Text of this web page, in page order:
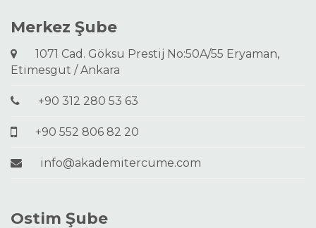
Merkez Şube
1071 Cad. Göksu Prestij No:50A/55 Eryaman,
Etimesgut / Ankara
+90 312 280 53 63
+90 552 806 82 20
info@akademitercume.com
Ostim Şube